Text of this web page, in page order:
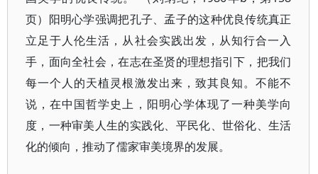
页）阳明心学强调把孔子、孟子的这种优良传统真正
立足于人伦生活，从社会实践出发，从知行合一入
手，面向全社会，在志在圣贤的理想指引下，把我们
每一个人的天植灵根激发出来，致其良知。不能不
说，在中国哲学史上，阳明心学体现了一种美学向
度，一种审美人生的实践化、平民化、世俗化、生活
化的倾向，推动了儒家审美境界的发展。